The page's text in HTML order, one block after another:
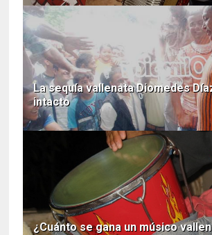
La sequía vallenata Diomedes
intacto
¿Cuánto se gana un músico